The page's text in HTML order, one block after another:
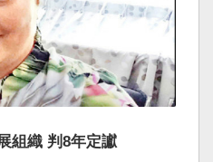
組織 判8年定讞